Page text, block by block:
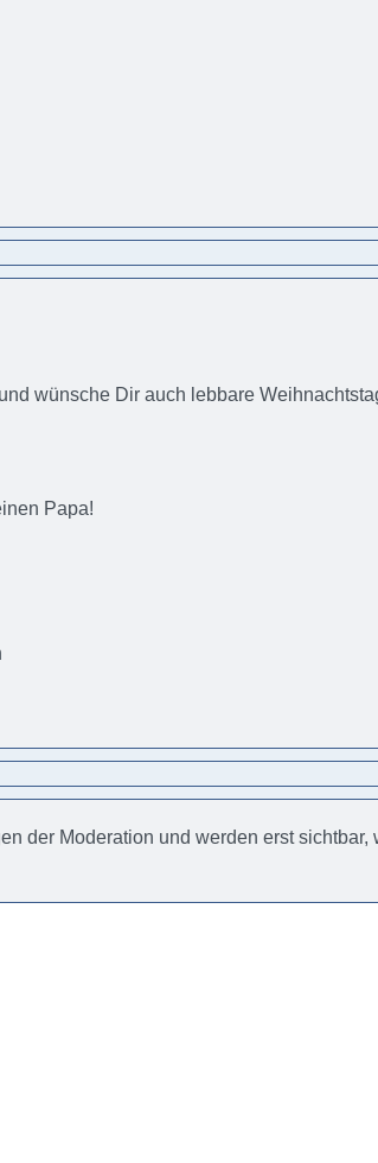
wünsche Dir auch lebbare
Papa!
der Moderation und werden erst